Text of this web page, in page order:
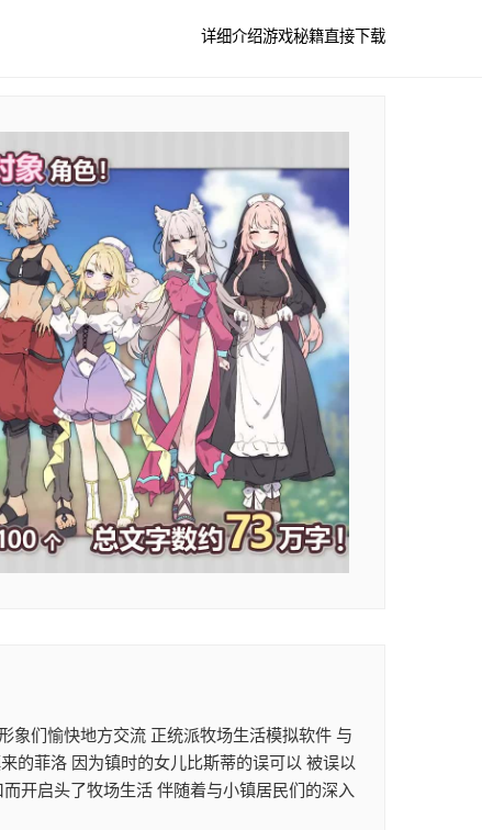
详细介绍游戏秘籍直接下载
们愉快地方交流 正统派牧场生活模拟软件 与
的菲洛 因为镇时的女儿比斯蒂的误可以 被误以
开启头了牧场生活 伴随着与小镇居民们的深入